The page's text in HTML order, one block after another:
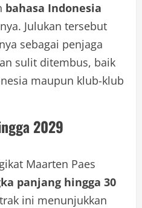
bahasa Indonesia
Julukan tersebut
sebagai penjaga
sulit ditembus, baik
maupun klub-klub
2029
Maarten Paes
panjang hingga 30
ini menunjukkan